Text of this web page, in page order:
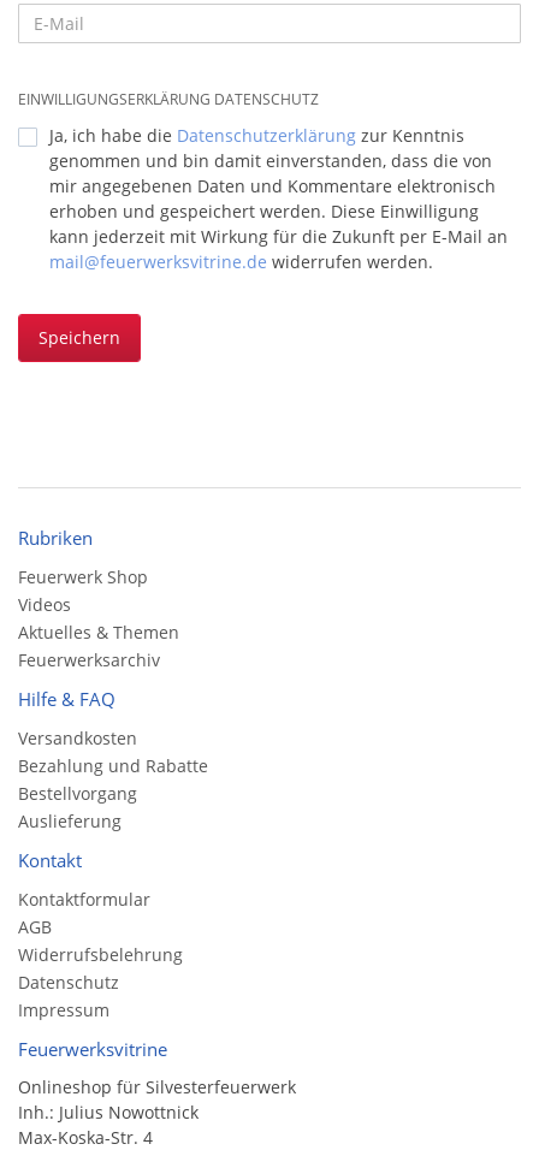
EINWILLIGUNGSERKLÄRUNG DATENSCHUTZ
Ja, ich habe die Datenschutzerklärung zur Kenntnis
genommen und bin damit einverstanden, dass die von
mir angegebenen Daten und Kommentare elektronisch
erhoben und gespeichert werden. Diese Einwilligung
kann jederzeit mit Wirkung für die Zukunft per E-Mail an
mail@feuerwerksvitrine.de widerrufen werden.
Speichern
Rubriken
Feuerwerk Shop
Videos
Aktuelles & Themen
Feuerwerksarchiv
Hilfe & FAQ
Versandkosten
Bezahlung und Rabatte
Bestellvorgang
Auslieferung
Kontakt
Kontaktformular
AGB
Widerrufsbelehrung
Datenschutz
Impressum
Feuerwerksvitrine
Onlineshop für Silvesterfeuerwerk
Inh.: Julius Nowottnick
Max-Koska-Str. 4